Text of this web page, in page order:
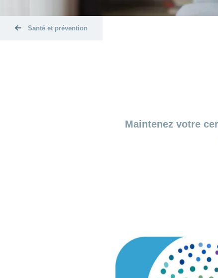
Santé et prévention
Maintenez votre